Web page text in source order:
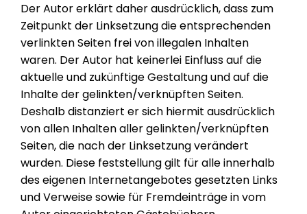
Der Autor erklärt daher ausdrücklich, dass zum
Zeitpunkt der Linksetzung die entsprechenden
verlinkten Seiten frei von illegalen Inhalten
waren. Der Autor hat keinerlei Einfluss auf die
aktuelle und zukünftige Gestaltung und auf die
Inhalte der gelinkten/verknüpften Seiten.
Deshalb distanziert er sich hiermit ausdrücklich
von allen Inhalten aller gelinkten/verknüpften
Seiten, die nach der Linksetzung verändert
wurden. Diese feststellung gilt für alle innerhalb
des eigenen Internetangebotes gesetzten Links
und Verweise sowie für Fremdeinträge in vom